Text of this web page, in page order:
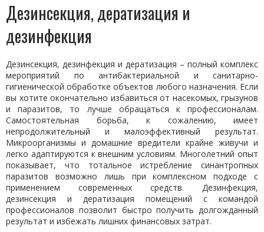
Дезинсекция, дератизация и
дезинфекция
Дезинсекция, дезинфекция и дератизация – полный комплекс
мероприятий по антибактериальной и санитарно-
гигиенической обработке объектов любого назначения. Если
вы хотите окончательно избавиться от насекомых, грызунов
и паразитов, то лучше обращаться к профессионалам.
Самостоятельная борьба, к сожалению, имеет
непродолжительный и малоэффективный результат.
Микроорганизмы и домашние вредители крайне живучи и
легко адаптируются к внешним условиям. Многолетний опыт
показывает, что тотальное истребление синантропных
паразитов возможно лишь при комплексном подходе с
применением современных средств. Дезинфекция,
дезинсекция и дератизация помещений с командой
профессионалов позволит быстро получить долгожданный
результат и избежать лишних финансовых затрат.